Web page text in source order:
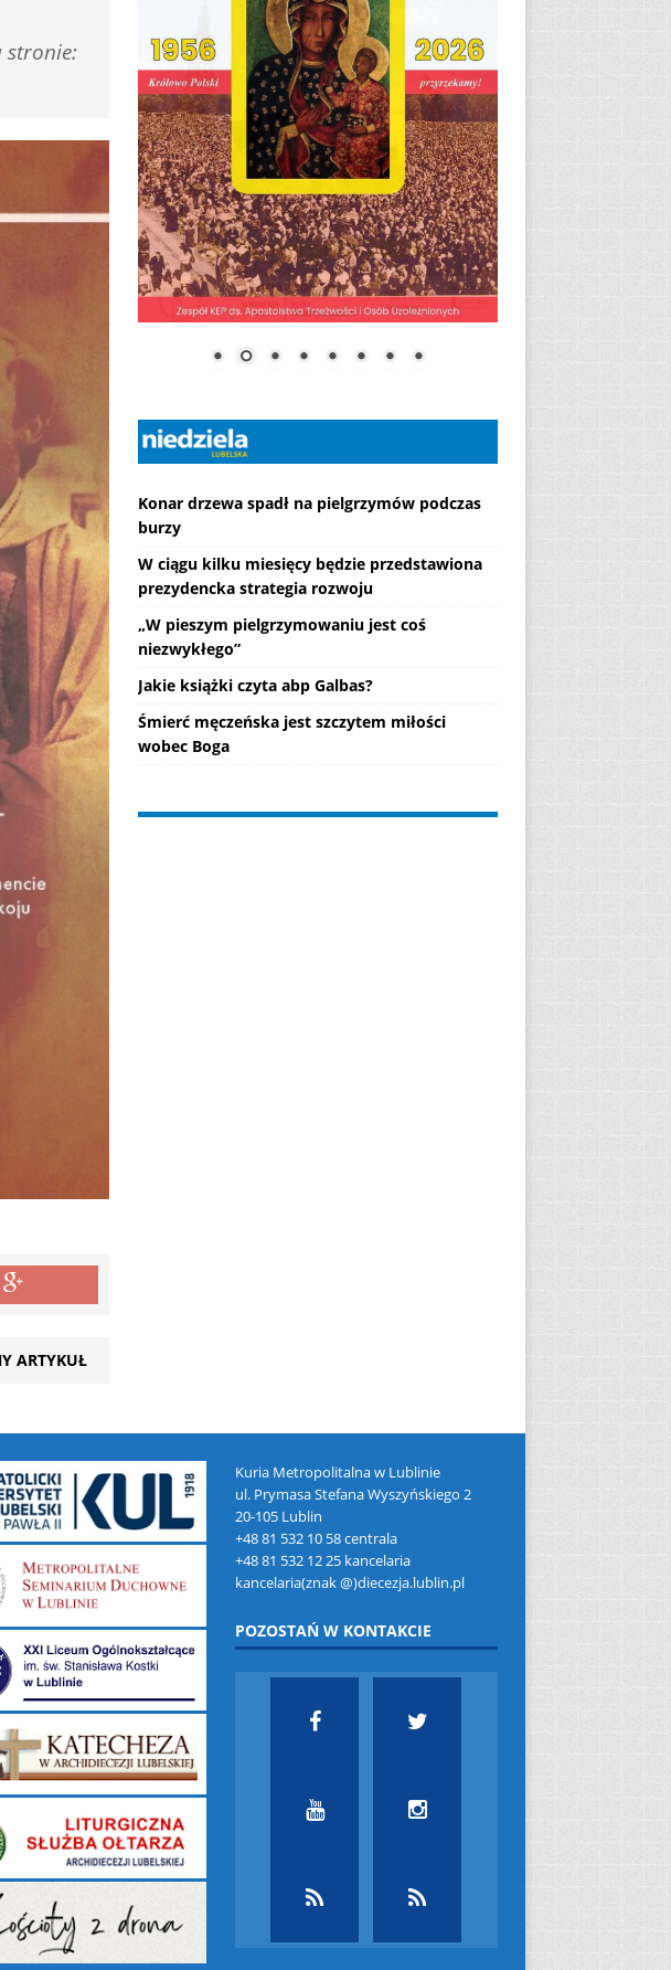
stronie:
ARTYKUŁ
Konar drzewa spadł na pielgrzymów podczas
burzy
W ciągu kilku miesięcy będzie przedstawiona
prezydencka strategia rozwoju
„W pieszym pielgrzymowaniu jest coś
niezwykłego”
Jakie książki czyta abp Galbas?
Śmierć męczeńska jest szczytem miłości
wobec Boga
Kuria Metropolitalna w Lublinie
ul. Prymasa Stefana Wyszyńskiego 2
20-105 Lublin
+48 81 532 10 58 centrala
+48 81 532 12 25 kancelaria
kancelaria(znak @)diecezja.lublin.pl
POZOSTAŃ W KONTAKCIE